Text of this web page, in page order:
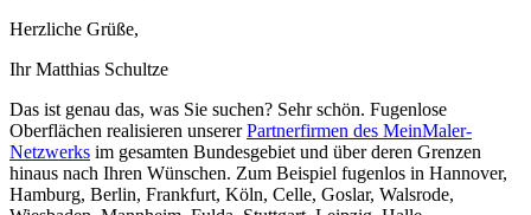
Herzliche Grüße,
Ihr Matthias Schultze
Das ist genau das, was Sie suchen? Sehr schön. Fugenlose
Oberflächen realisieren unsererPartnerfirmen des MeinMaler-
Netzwerks im gesamten Bundesgebiet und über deren Grenzen
hinaus nach Ihren Wünschen. Zum Beispiel fugenlos in Hannover,
Hamburg, Berlin, Frankfurt, Köln, Celle, Goslar, Walsrode,